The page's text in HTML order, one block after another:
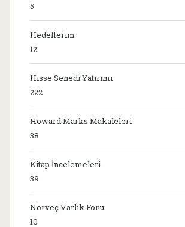
5
Hedeflerim
12
Hisse Senedi Yatırımı
222
Howard Marks Makaleleri
38
Kitap İncelemeleri
39
Norveç Varlık Fonu
10